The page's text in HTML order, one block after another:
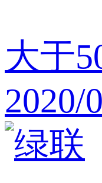
大于
2020/